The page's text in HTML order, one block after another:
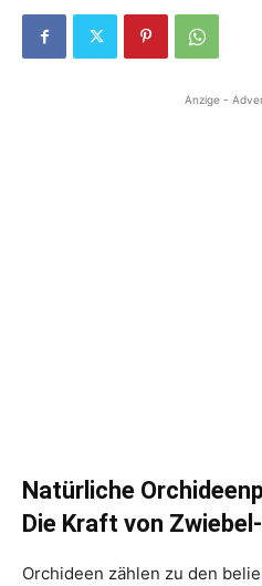
Anzige -
Natürliche
Die Kraft von
Orchideen zählen zu den